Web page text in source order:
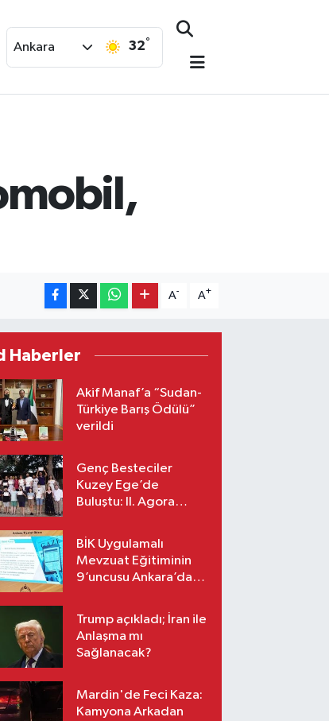
Ankara 32°
A- A+
Haberler
Akif Manaf’a “Sudan-
Türkiye Barış Ödülü”
verildi
Genç Besteciler
Kuzey Ege’de
Buluştu: II. Agora
Başladı
BİK Uygulamalı
Mevzuat Eğitiminin
9’uncusu Ankara’da
Trump açıkladı; İran ile
Anlaşma mı
Sağlanacak?
Mardin'de Feci Kaza:
Kamyona Arkadan